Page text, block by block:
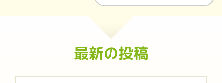
最新の投稿